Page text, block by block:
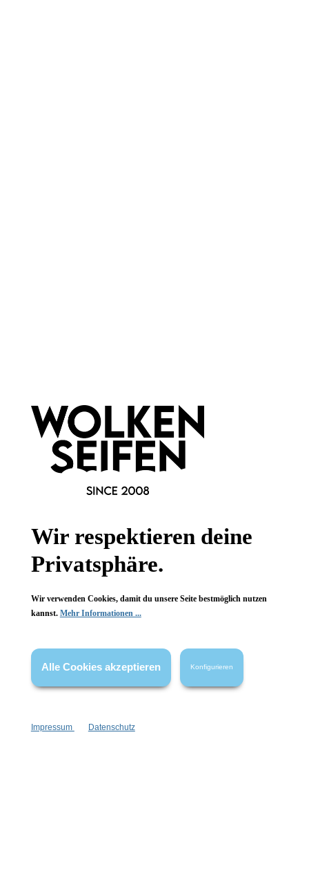
Informationen
Gesetzliche Informationen
Wissenswertes
FAQ
Vertrag widerrufen
* Alle Preise inkl. gesetzl. Mehrwertsteuer zzgl.Versandkosten
wenn nicht anders angegeben.
Wir respektieren deine
Privatsphäre.
Wir verwenden Cookies, damit du unsere Seite bestmöglich nutzen
kannst. Mehr Informationen ...
Alle Cookies akzeptieren Konfigurieren
Impressum Datenschutz